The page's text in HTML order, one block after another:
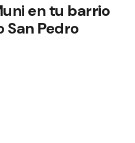
en tu barrio
San Pedro